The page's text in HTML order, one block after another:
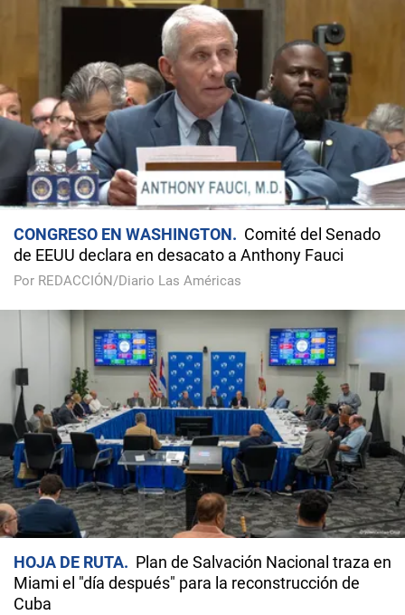
CONGRESO EN WASHINGTON
Comité del Senado
de EEUU declara en desacato a Anthony Fauci
Por REDACCIÓN/Diario Las Américas
HOJA DE RUTA
Plan de Salvación Nacional traza en
Miami el "día después" para la reconstrucción de
Cuba